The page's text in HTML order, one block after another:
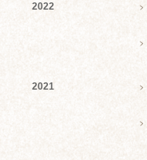
2022
2021